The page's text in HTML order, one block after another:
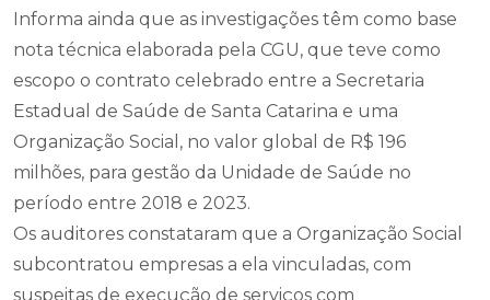
Informa ainda que as investigações têm como base
nota técnica elaborada pela CGU, que teve como
escopo o contrato celebrado entre a Secretaria
Estadual de Saúde de Santa Catarina e uma
Organização Social, no valor global de R$ 196
milhões, para gestão da Unidade de Saúde no
período entre 2018 e 2023.
Os auditores constataram que a Organização Social
subcontratou empresas a ela vinculadas, com
suspeitas de execução de serviços com